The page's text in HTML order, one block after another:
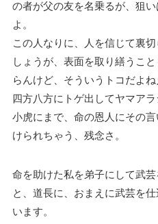
の者が父の友を名乗るが、狙
よ。
この人なりに、人を信じて裏
しょうが、表面を取り繕うこ
らんけど、そういうトコだよ
四方八方にトゲ出してヤマアラ
小虎にまで、命の恩人にその
けられちゃう、残念さ。
命を助けた私を弟子にして武
と、道長に、おまえに武芸を
います。